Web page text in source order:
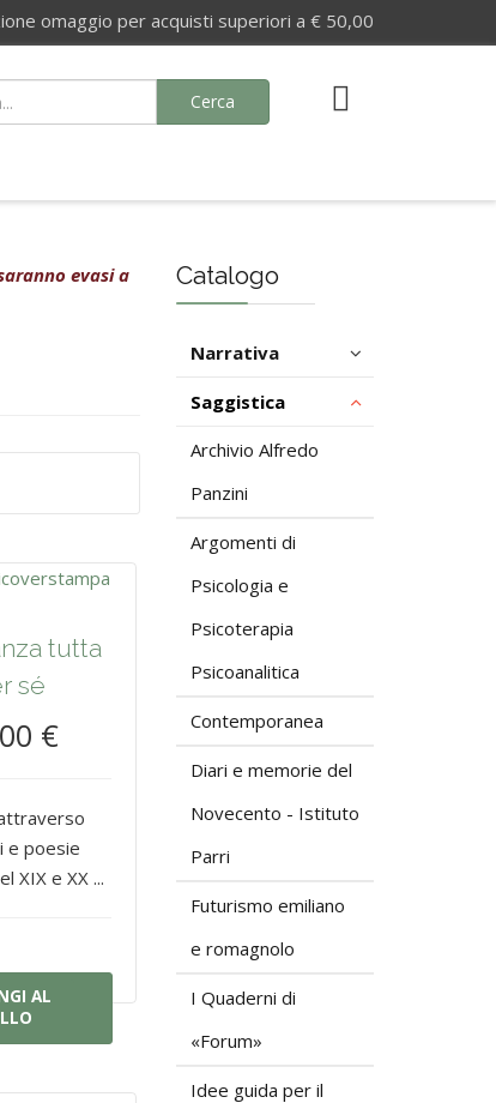
omaggio per acquisti superiori a € 50,00
Cerca
evasi a
tutta
sé
€
e poesie
XIX e XX ...
AL
Catalogo
Narrativa
Saggistica
Archivio Alfredo
Panzini
Argomenti di
Psicologia e
Psicoterapia
Psicoanalitica
Contemporanea
Diari e memorie del
Novecento - Istituto
Parri
Futurismo emiliano
e romagnolo
I Quaderni di
«Forum»
Idee guida per il